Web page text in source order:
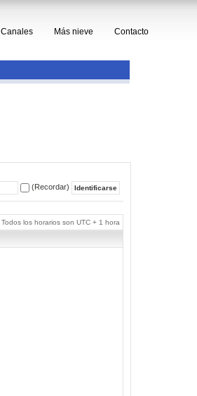
Canales Más nieve Contacto
(Recordar)
Todos los horarios son UTC + 1 hora